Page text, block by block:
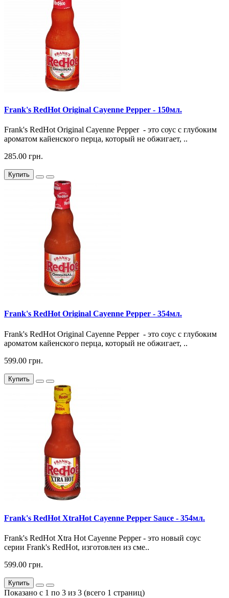
Frank's RedHot Original Cayenne Pepper - 150мл.
Frank's RedHot Original Cayenne Pepper - это соус с глубоким
ароматом кайенского перца, который не обжигает, ..
285.00 грн.
Купить
Frank's RedHot Original Cayenne Pepper - 354мл.
Frank's RedHot Original Cayenne Pepper - это соус с глубоким
ароматом кайенского перца, который не обжигает, ..
599.00 грн.
Купить
Frank's RedHot XtraНot Cayenne Pepper Sauce - 354мл.
Frank's RedHot Xtra Hot Cayenne Pepper - это новый соус
серии Frank's RedHot, изготовлен из сме..
599.00 грн.
Купить
Показано с 1 по 3 из 3 (всего 1 страниц)